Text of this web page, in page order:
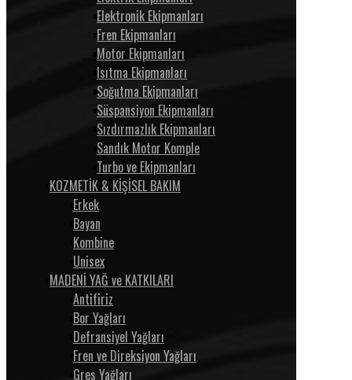
Elektronik Ekipmanları
Fren Ekipmanları
Motor Ekipmanları
Isıtma Ekipmanları
Soğutma Ekipmanları
Süspansiyon Ekipmanları
Sızdırmazlık Ekipmanları
Sandık Motor Komple
Turbo ve Ekipmanları
KOZMETİK & KİŞİSEL BAKIM
Erkek
Bayan
Kombine
Unisex
MADENİ YAĞ ve KATKILARI
Antifiriz
Bor Yağları
Defransiyel Yağları
Fren ve Direksiyon Yağları
Gres Yağları